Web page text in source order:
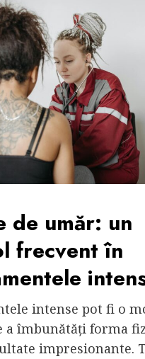
de umăr: un
frecvent în
intense pot fi o
a îmbunătăți forma
impresionante.